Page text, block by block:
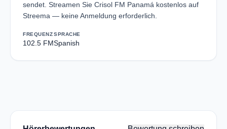
sendet. Streamen Sie Crisol FM Panamá kostenlos auf
Streema — keine Anmeldung erforderlich.
FREQUENZ
102.5 FM
SPRACHE
Spanish